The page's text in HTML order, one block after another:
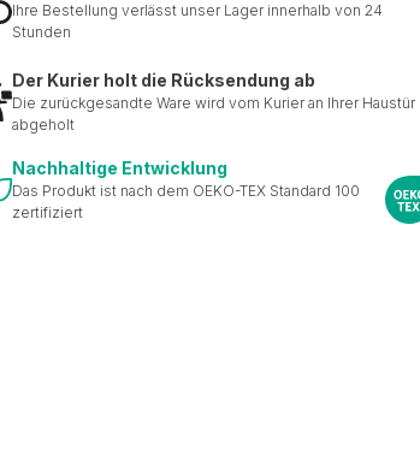
Ihre Bestellung verlässt unser Lager innerhalb von 24
Stunden
Der Kurier holt die Rücksendung ab
Die zurückgesandte Ware wird vom Kurier an Ihrer Haustür
abgeholt
Nachhaltige Entwicklung
Das Produkt ist nach dem OEKO-TEX Standard 100
zertifiziert
Ihre Verwendung unserer